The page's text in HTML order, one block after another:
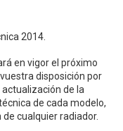
2014.
en vigor el próximo
disposición por
de la
de cada modelo,
cualquier radiador.